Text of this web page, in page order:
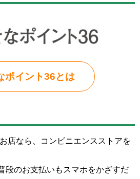
ポイント36とは
店なら、コンビニエンスストアを
段のお支払いもスマホをかざすだ